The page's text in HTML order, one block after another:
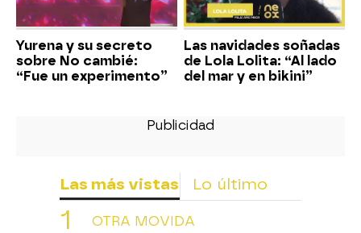
Yurena y su secreto
sobre No cambié:
“Fue un experimento”
Las navidades soñadas
de Lola Lolita: “Al lado
del mar y en bikini”
Las más vistas Lo último
OTRA MOVIDA